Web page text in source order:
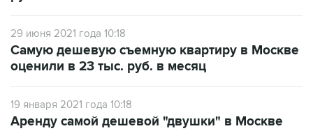
29 июня 2021 года 10:18
оценили в 23 тыс. руб. в месяц
19 января 2021 года 10:18
оценили в 25 тыс. руб. в месяц